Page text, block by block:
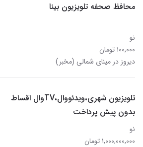
محافظ صحفه تلویزیون بینا
نو
۱۰۰,۰۰۰ تومان
دیروز در مینای شمالی (مخبر)
تلویزیون شهری،ویدئووال،TVوال اقساط
بدون پیش پرداخت
نو
۱,۰۰۰,۰۰۰,۰۰۰ تومان